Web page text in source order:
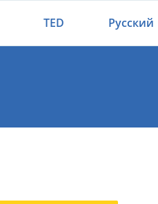
TED Русский